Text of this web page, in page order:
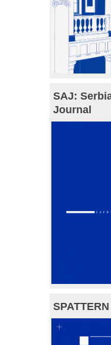
SAJ:
Journal